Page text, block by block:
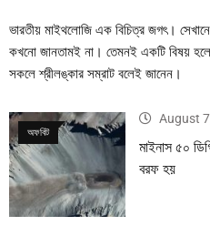
ভারতীয় মাইথলোজি এক বিচিত্র জগৎ।
কখনো জানতামই না। তেমনই একটি বিষয়
সকলে শ্রীলঙ্কার সম্রাট বলেই জানেন।
অফবিট
August
মাইনাস ৫০
বরফ হয়